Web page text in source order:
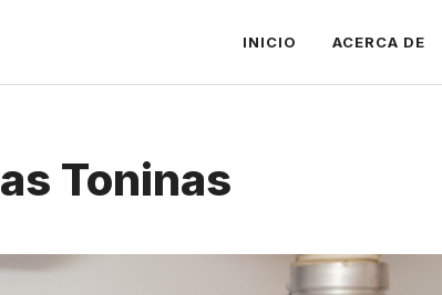
INICIO ACERCA DE
Toninas